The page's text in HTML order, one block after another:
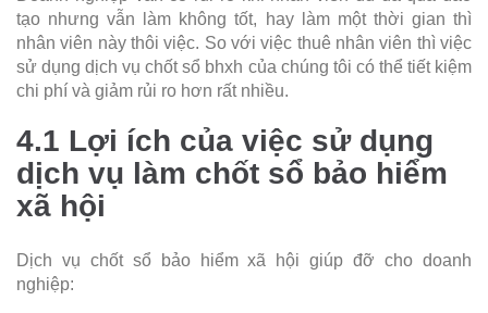
tạo nhưng vẫn làm không tốt, hay làm một thời gian thì
nhân viên này thôi việc. So với việc thuê nhân viên thì việc
sử dụng dịch vụ chốt sổ bhxh của chúng tôi có thể tiết kiệm
chi phí và giảm rủi ro hơn rất nhiều.
4.1 Lợi ích của việc sử dụng
dịch vụ làm chốt sổ bảo hiểm
xã hội
Dịch vụ chốt sổ bảo hiểm xã hội giúp đỡ cho doanh
nghiệp: